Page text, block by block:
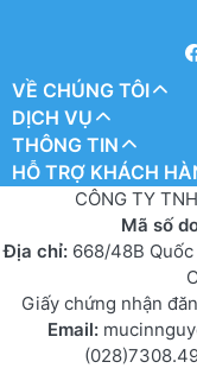
VỀ CHÚNG TÔI
DỊCH VỤ
THÔNG TIN
HỖ TRỢ KHÁCH
CÔNG TY
Mã số
Địa chỉ: 668/48B
Giấy chứng nhận
Email: